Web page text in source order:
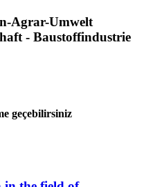
Agrar-Umwelt
- Baustoffindustrie
geçebilirsiniz